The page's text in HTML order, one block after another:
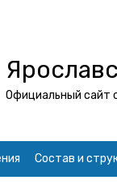
Официальный сайт
Состав и